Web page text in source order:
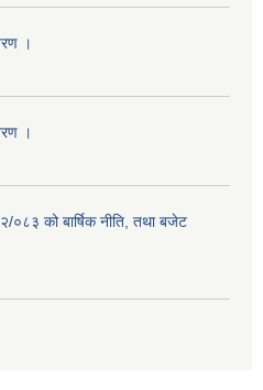
।
।
को बार्षिक नीति, तथा बजेट